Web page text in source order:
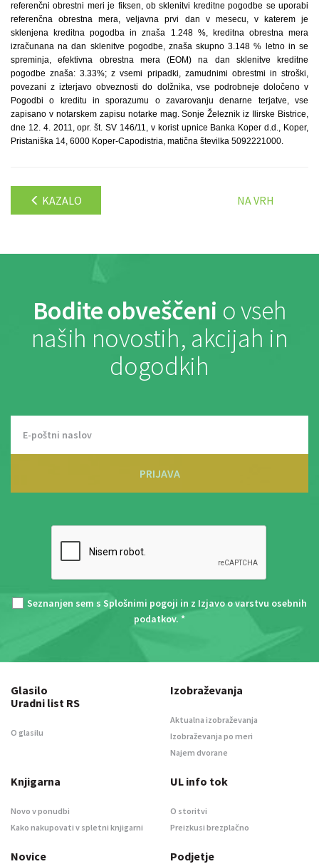
referenčni obrestni meri je fiksen, ob sklenitvi kreditne pogodbe se uporabi
referenčna obrestna mera, veljavna prvi dan v mesecu, v katerem je
sklenjena kreditna pogodba in znaša 1.248 %, kreditna obrestna mera
izračunana na dan sklenitve pogodbe, znaša skupno 3.148 % letno in se
spreminja, efektivna obrestna mera (EOM) na dan sklenitve kreditne
pogodbe znaša: 3.33%; z vsemi pripadki, zamudnimi obrestmi in stroški,
povezani z izterjavo obveznosti do dolžnika, vse podrobneje določeno v
Pogodbi o kreditu in sporazumu o zavarovanju denarne terjatve, vse
zapisano v notarskem zapisu notarke mag. Sonje Železnik iz Ilirske Bistrice,
dne 12. 4. 2011, opr. št. SV 146/11, v korist upnice Banka Koper d.d., Koper,
Pristaniška 14, 6000 Koper-Capodistria, matična številka 5092221000.
KAZALO NA VRH
Bodite obveščeni o vseh
naših novostih, akcijah in
dogodkih
PRIJAVA
Seznanjen sem s Splošnimi pogoji in z Izjavo o varstvu osebnih
podatkov. *
Glasilo
Uradni list RS
O glasilu
Izobraževanja
Aktualna izobraževanja
Izobraževanja po meri
Najem dvorane
Knjigarna
Novo v ponudbi
Kako nakupovati v spletni knjigarni
UL info tok
O storitvi
Preizkusi brezplačno
Novice Podjetje